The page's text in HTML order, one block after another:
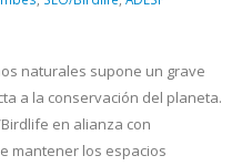
naturales supone un grave
a la conservación del planeta.
Birdlife en alianza con
mantener los espacios